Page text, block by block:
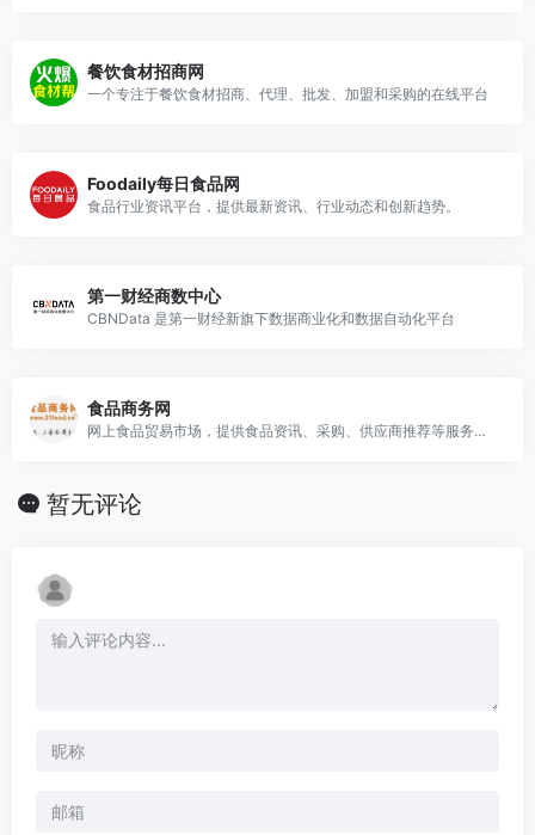
餐饮食材招商网
一个专注于餐饮食材招商、代理、批发、加盟和采购的在线平台
Foodaily每日食品网
食品行业资讯平台，提供最新资讯、行业动态和创新趋势。
第一财经商数中心
CBNData 是第一财经新旗下数据商业化和数据自动化平台
食品商务网
网上食品贸易市场，提供食品资讯、采购、供应商推荐等服务的门户网站。
暂无评论